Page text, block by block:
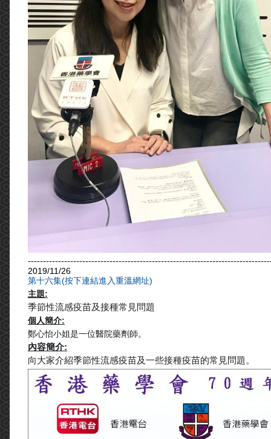
2019/11/26
第十六集(按下連結進入重溫網址)
主題:
季節性流感疫苗及接種常見問題
個人簡介:
鄭心怡小姐是一位醫院藥劑師。
內容簡介:
向大家介紹季節性流感疫苗及一些接種疫苗的常見問題。